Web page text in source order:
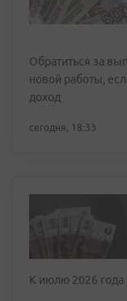
Обратиться за
новой работы,
доход
сегодня, 18:33
К июлю 2026 года